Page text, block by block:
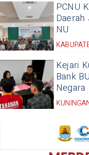
PCNU
Daerah
NU
Kejari
Bank
Negara